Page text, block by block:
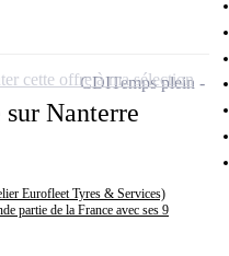
Nanterre
Eurofleet Tyres & Services)
partie de la France avec ses 9
CDITemps plein
cette offre à ma sélection